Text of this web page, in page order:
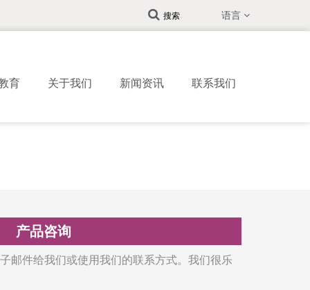
语言
搜索
育 关于我们 新闻资讯 联系我们
产品咨询
邮件给我们或使用我们的联系方式。我们很乐